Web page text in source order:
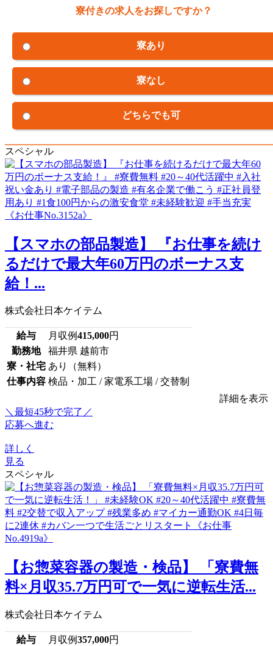
寮付きの求人をお探しですか？
寮あり
寮なし
どちらでも可
スペシャル
【スマホの部品製造】 『お仕事を続け
るだけで最大年60万円のボーナス支
給！...
株式会社日本ケイテム
給与 月収例415,000円
勤務地
福井県 越前市
寮・社宅 あり（無料）
仕事内容 検品・加工 / 家電系工場 / 交替制
詳細を表示
＼最短45秒で完了／
応募へ進む
詳しく
見る
スペシャル
【お惣菜容器の製造・検品】 「寮費無
料×月収35.7万円可で一気に逆転生活...
株式会社日本ケイテム
給与 月収例357,000円